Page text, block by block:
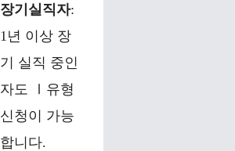
장기실직자:
1년 이상 장
기 실직 중인
자도 Ⅰ유형
신청이 가능
합니다.